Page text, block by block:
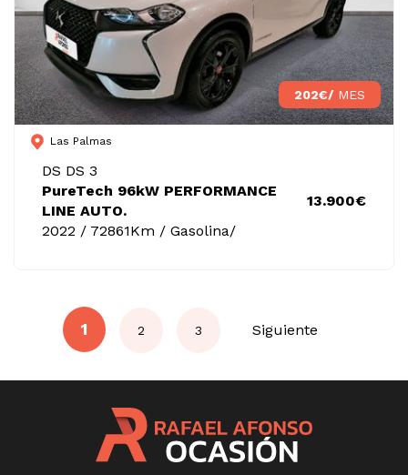
202€/ MES
Las Palmas
DS DS 3
PureTech 96kW PERFORMANCE
LINE AUTO.
2022 / 72861Km / Gasolina/
13.900€
1 2 3 Siguiente